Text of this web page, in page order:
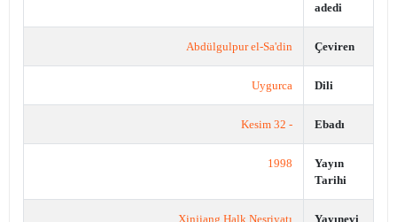
adedi
Çeviren
Abdülgulpur el-Sa'din
Dili
Uygurca
Ebadı
- 32 Kesim
Yayın
Tarihi
1998
Yayınevi
Xinjiang Halk Neşriyatı